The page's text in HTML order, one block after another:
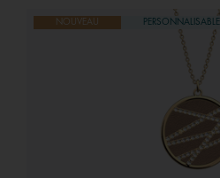
NOUVEAU PERSONNALISABLE